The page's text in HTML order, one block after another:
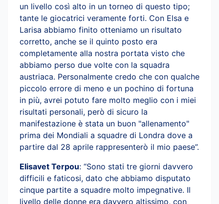
un livello così alto in un torneo di questo tipo;
tante le giocatrici veramente forti. Con Elsa e
Larisa abbiamo finito otteniamo un risultato
corretto, anche se il quinto posto era
completamente alla nostra portata visto che
abbiamo perso due volte con la squadra
austriaca. Personalmente credo che con qualche
piccolo errore di meno e un pochino di fortuna
in più, avrei potuto fare molto meglio con i miei
risultati personali, però di sicuro la
manifestazione è stata un buon "allenamento"
prima dei Mondiali a squadre di Londra dove a
partire dal 28 aprile rappresenterò il mio paese”.
Elisavet Terpou: “Sono stati tre giorni davvero
difficili e faticosi, dato che abbiamo disputato
cinque partite a squadre molto impegnative. Il
livello delle donne era davvero altissimo, con